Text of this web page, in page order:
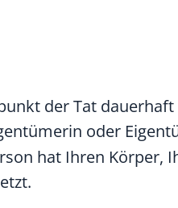
der Tat
oder
hat Ihren Körper,